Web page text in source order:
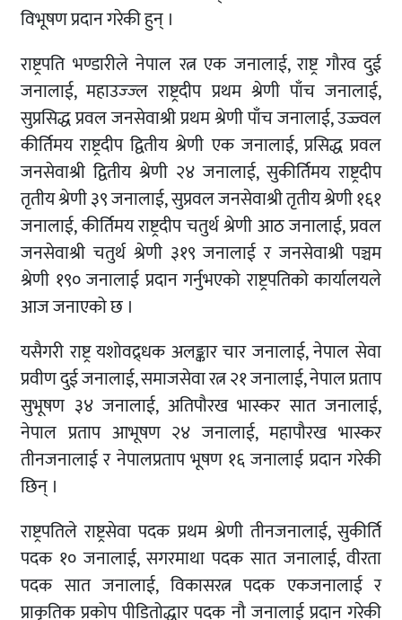
विभूषण प्रदान गरेकी हुन् ।
राष्ट्रपति भण्डारीले नेपाल रत्न एक जनालाई, राष्ट्र गौरव दुई
जनालाई, महाउज्ज्ल राष्ट्रदीप प्रथम श्रेणी पाँच जनालाई,
सुप्रसिद्ध प्रवल जनसेवाश्री प्रथम श्रेणी पाँच जनालाई, उज्ज्वल
कीर्तिमय राष्ट्रदीप द्वितीय श्रेणी एक जनालाई, प्रसिद्ध प्रवल
जनसेवाश्री द्वितीय श्रेणी २४ जनालाई, सुकीर्तिमय राष्ट्रदीप
तृतीय श्रेणी ३९ जनालाई, सुप्रवल जनसेवाश्री तृतीय श्रेणी १६१
जनालाई, कीर्तिमय राष्ट्रदीप चतुर्थ श्रेणी आठ जनालाई, प्रवल
जनसेवाश्री चतुर्थ श्रेणी ३१९ जनालाई र जनसेवाश्री पञ्चम
श्रेणी १९० जनालाई प्रदान गर्नुभएको राष्ट्रपतिको कार्यालयले
आज जनाएको छ ।
यसैगरी राष्ट्र यशोवद्र्धक अलङ्कार चार जनालाई, नेपाल सेवा
प्रवीण दुई जनालाई, समाजसेवा रत्न २१ जनालाई, नेपाल प्रताप
सुभूषण ३४ जनालाई, अतिपौरख भास्कर सात जनालाई,
नेपाल प्रताप आभूषण २४ जनालाई, महापौरख भास्कर
तीनजनालाई र नेपालप्रताप भूषण १६ जनालाई प्रदान गरेकी
छिन् ।
राष्ट्रपतिले राष्ट्रसेवा पदक प्रथम श्रेणी तीनजनालाई, सुकीर्ति
पदक १० जनालाई, सगरमाथा पदक सात जनालाई, वीरता
पदक सात जनालाई, विकासरत्न पदक एकजनालाई र
प्राकृतिक प्रकोप पीडितोद्धार पदक नौ जनालाई प्रदान गरेकी